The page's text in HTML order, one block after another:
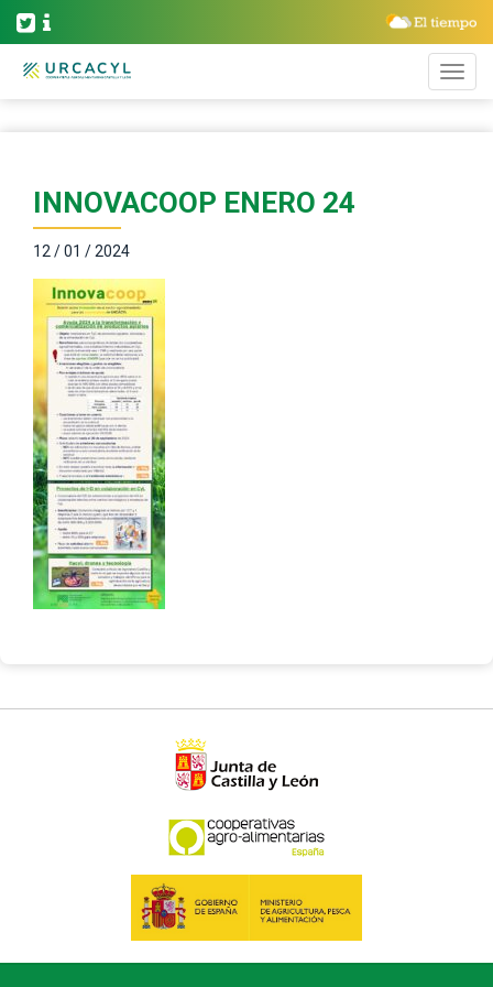
INNOVACOOP ENERO 24
12 / 01 / 2024